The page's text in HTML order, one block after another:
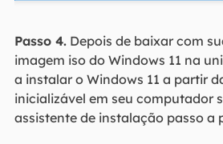
Passo 4.Depois de baixar com
imagem iso do Windows 11 na
a instalar o Windows 11 a partir
inicializável em seu computador
assistente de instalação passo a